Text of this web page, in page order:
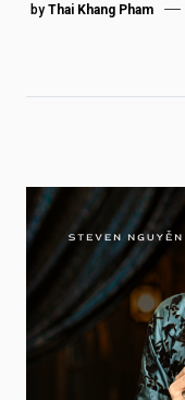
by Thai Khang Pham